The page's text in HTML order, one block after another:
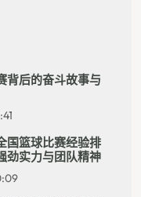
背后的奋斗故事与
国篮球比赛经验排
劲实力与团队精神